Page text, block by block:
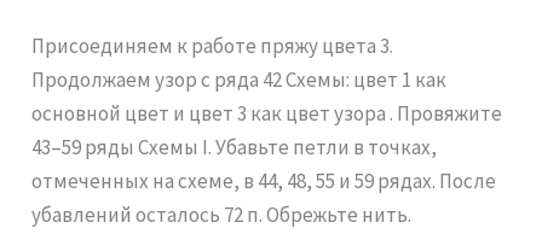
Присоединяем к работе пряжу цвета 3.
Продолжаем узор с ряда 42 Схемы: цвет 1 как
основной цвет и цвет 3 как цвет узора . Провяжите
43–59 ряды Схемы I. Убавьте петли в точках,
отмеченных на схеме, в 44, 48, 55 и 59 рядах. После
убавлений осталось 72 п. Обрежьте нить.